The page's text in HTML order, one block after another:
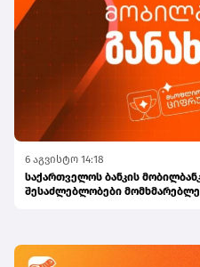
6 აგვისტო 14:18
საქართველოს ბანკის
შესაძლებლობები